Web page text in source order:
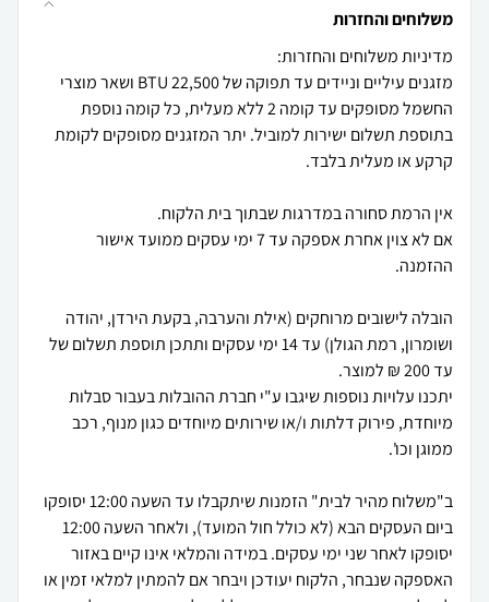
משלוחים והחזרות
מזגנים עיליים וניידים עד תפוקה של 22,500 BTU ושאר מוצרי
החשמל מסופקים עד קומה 2 ללא מעלית, כל קומה נוספת
בתוספת תשלום ישירות למוביל. יתר המזגנים מסופקים לקומת
אם לא צוין אחרת אספקה עד 7 ימי עסקים ממועד אישור
הובלה לישובים מרוחקים (אילת והערבה, בקעת הירדן, יהודה
ושומרון, רמת הגולן) עד 14 ימי עסקים ותתכן תוספת תשלום של
יתכנו עלויות נוספות שיגבו ע"י חברת ההובלות בעבור סבלות
מיוחדת, פירוק דלתות ו/או שירותים מיוחדים כגון מנוף, רכב
ב"משלוח מהיר לבית" הזמנות שיתקבלו עד השעה 12:00 יסופקו
ביום העסקים הבא (לא כולל חול המועד), ולאחר השעה 12:00
יסופקו לאחר שני ימי עסקים. במידה והמלאי אינו קיים באזור
האספקה שנבחר, הלקוח יעודכן ויבחר אם להמתין למלאי זמין או